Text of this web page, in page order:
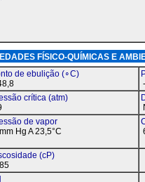
FÍSICO-QUÍMICAS E
de ebulição (∘C)
crítica (atm)
de vapor
Hg A 23,5°C
(cP)